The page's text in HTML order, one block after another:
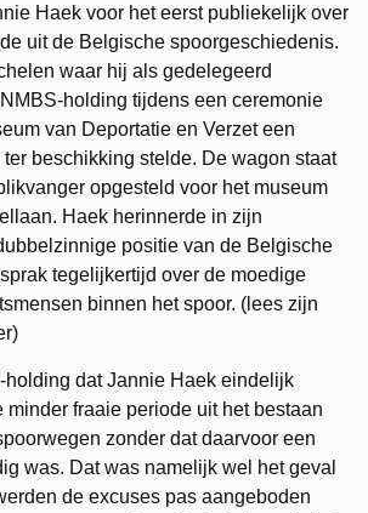
Haek voor het eerst publiekelijk over
uit de Belgische spoorgeschiedenis.
waar hij als gedelegeerd
holding tijdens een ceremonie
van Deportatie en Verzet een
beschikking stelde. De wagon staat
opgesteld voor het museum
Haek herinnerde in zijn
positie van de Belgische
tegelijkertijd over de moedige
binnen het spoor. (lees zijn
holding dat Jannie Haek eindelijk
minder fraaie periode uit het bestaan
zonder dat daarvoor een
was. Dat was namelijk wel het geval
de excuses pas aangeboden